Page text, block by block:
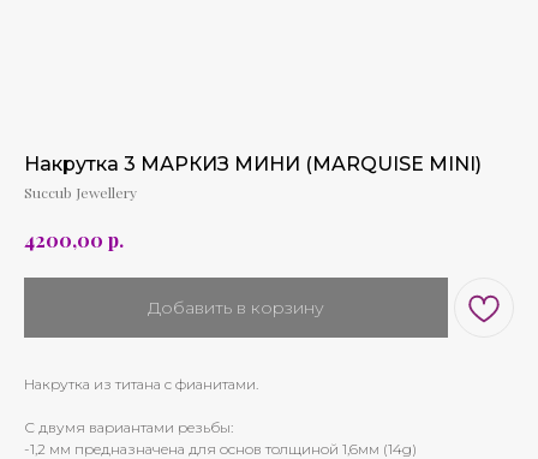
Накрутка 3 МАРКИЗ МИНИ (MARQUISE MINI)
Succub Jewellery
4200,00 р.
Добавить в корзину
Накрутка из титана с фианитами.
С двумя вариантами резьбы:
-1,2 мм предназначена для основ толщиной 1,6мм (14g)